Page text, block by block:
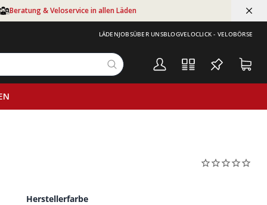
Beratung & Veloservice in allen Läden
LÄDENJOBSÜBER UNSBLOGVELOCLICK - VELOBÖRSE
Herstellerfarbe